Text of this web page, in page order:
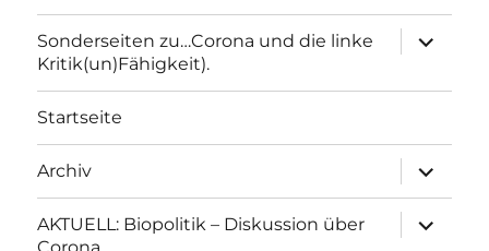
Sonderseiten zu…Corona und die linke
Kritik(un)Fähigkeit).
anzeigen
Startseite
Archiv
anzeigen
AKTUELL: Biopolitik – Diskussion über
anzeigen